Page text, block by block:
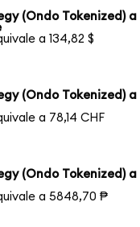
(Ondo Tokenized) a
a 134,82 $
(Ondo Tokenized) a
a 78,14 CHF
(Ondo Tokenized) a
a 5848,70 ₱